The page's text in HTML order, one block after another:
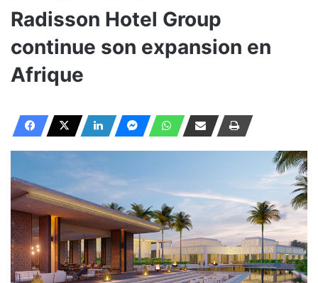
Radisson Hotel Group
continue son expansion en
Afrique